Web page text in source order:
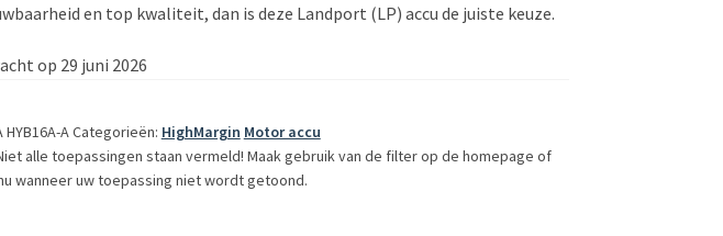
en top kwaliteit, dan is deze Landport (LP) accu de juiste keuze.
op 29 juni 2026
HYB16A-ACategorieën: HighMargin Motor accu
alle toepassingen staan vermeld! Maak gebruik van de filter op de homepage of
wanneer uw toepassing niet wordt getoond.